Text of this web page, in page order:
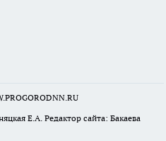
Е.А. Редактор сайта: Бакаева